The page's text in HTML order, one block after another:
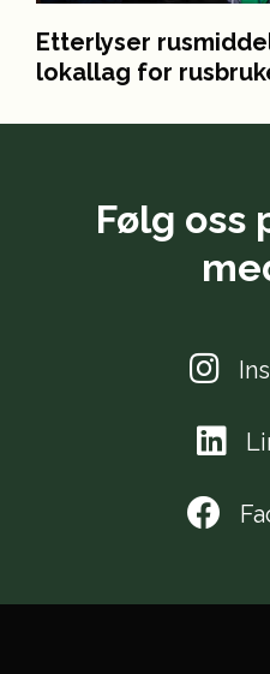
Etterlyser
lokallag for
Følg oss